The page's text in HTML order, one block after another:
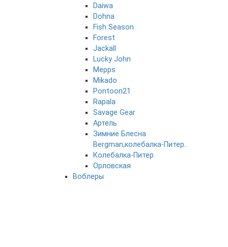
Daiwa
Dohna
Fish Season
Forest
Jackall
Lucky John
Mepps
Mikado
Pontoon21
Rapala
Savage Gear
Артель
Зимние Блесна
Bergman,колебалка-Питер..
Колебалка-Питер
Орловская
Воблеры